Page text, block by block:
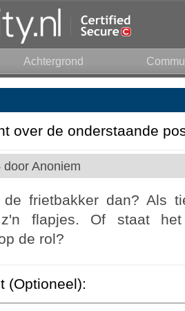
Achtergrond
over de onderstaande
door Anoniem
frietbakker dan? Als
flapjes. Of staat
de rol?
(Optioneel):